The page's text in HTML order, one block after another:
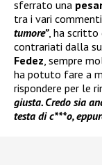
sferrato una
tra i vari
tumore”, ha scritto
contrariati dalla
Fedez , sempre
ha potuto fare a
rispondere per le
giusta. Credo sia
testa di c***o,